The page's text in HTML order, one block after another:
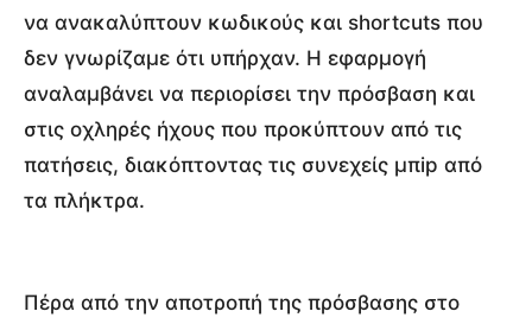
να ανακαλύπτουν κωδικούς και shortcuts που
δεν γνωρίζαμε ότι υπήρχαν. Η εφαρμογή
αναλαμβάνει να περιορίσει την πρόσβαση και
στις οχληρές ήχους που προκύπτουν από τις
πατήσεις, διακόπτοντας τις συνεχείς μπip από
τα πλήκτρα.
Πέρα από την αποτροπή της πρόσβασης στο